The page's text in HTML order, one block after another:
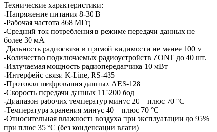
Технические характеристики:
-Напряжение питания 8-30 В
-Рабочая частота 868 МГц
-Средний ток потребления в режиме передачи данных не
более 30 мА
-Дальность радиосвязи в прямой видимости не менее 100 м
-Количество подключаемых радиоустройств ZONT до 40 шт.
-Излучаемая мощность радиопередатчика 10 мВт
-Интерфейс связи K-Line, RS-485
-Протокол шифрования данных AES-128
-Скорость передачи данных 115200 бод
-Диапазон рабочих температур минус 20 – плюс 70 °С
-Температура хранения минус 40 – плюс 70 °С
-Относительная влажность воздуха при эксплуатации до 95%
при плюс 35 °С (без конденсации влаги)